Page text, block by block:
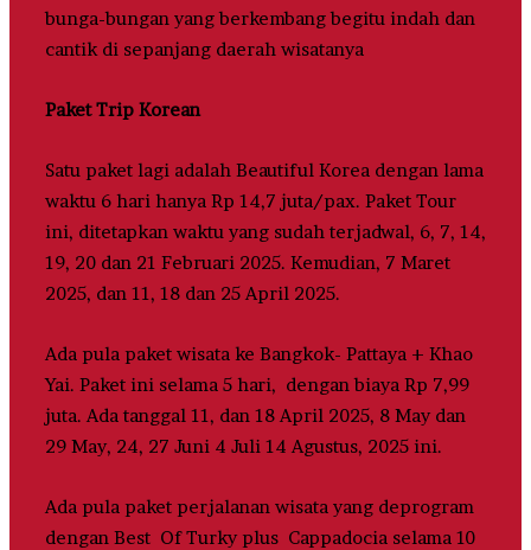
bunga-bungan yang berkembang begitu indah dan
cantik di sepanjang daerah wisatanya
Paket Trip Korean
Satu paket lagi adalah Beautiful Korea dengan lama
waktu 6 hari hanya Rp 14,7 juta/pax. Paket Tour
ini, ditetapkan waktu yang sudah terjadwal, 6, 7, 14,
19, 20 dan 21 Februari 2025. Kemudian, 7 Maret
2025, dan 11, 18 dan 25 April 2025.
Ada pula paket wisata ke Bangkok- Pattaya + Khao
Yai. Paket ini selama 5 hari, dengan biaya Rp 7,99
juta. Ada tanggal 11, dan 18 April 2025, 8 May dan
29 May, 24, 27 Juni 4 Juli 14 Agustus, 2025 ini.
Ada pula paket perjalanan wisata yang deprogram
dengan Best Of Turky plus Cappadocia selama 10